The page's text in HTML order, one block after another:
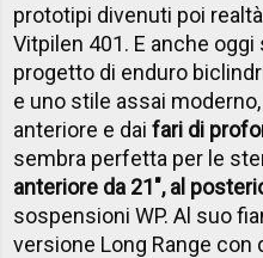
prototipi divenuti poi
Vitpilen 401. E anche
progetto di enduro
e uno stile assai
anteriore e daifari di
sembra perfetta per le
anteriore da 21", al
sospensioni WP. Al suo
versione Long Range con